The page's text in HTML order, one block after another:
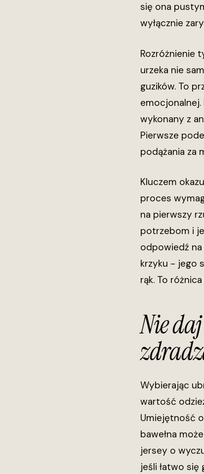
się ona
wyłącznie
Rozróżnienie
urzeka nie
guzików. To
wykonany z
Pierwsze
podążania za
Kluczem
proces
na pierwszy
potrzebom i
odpowiedź
krzyku - jego
rąk. To
Nie
Wybierając
wartość
Umiejętność
bawełna
jersey o
jeśli łatwo